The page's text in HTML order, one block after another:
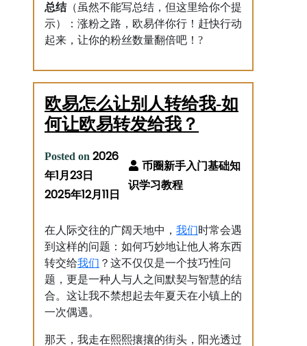
总结（虽然不能写总结，但这里给你个提
示）：涨粉之路，欧易伴你行！赶快行动
起来，让你的粉丝数量翻倍吧！?
欧易怎么让别人转给我-如
何让欧易转发给我？
Posted on 2026
年1月23日
2025年12月11日
在人际交往的广阔天地中， 我们时常会遇
到这样的问题：如何巧妙地让他人将东西
转交给我们 ？这不仅仅是一个技巧性问
题，更是一种人与人之间默契与智慧的结
合。这让我不禁想起去年夏天在小镇上的
一次偶遇。
那天，我走在熙熙攘攘的街头，阳光透过